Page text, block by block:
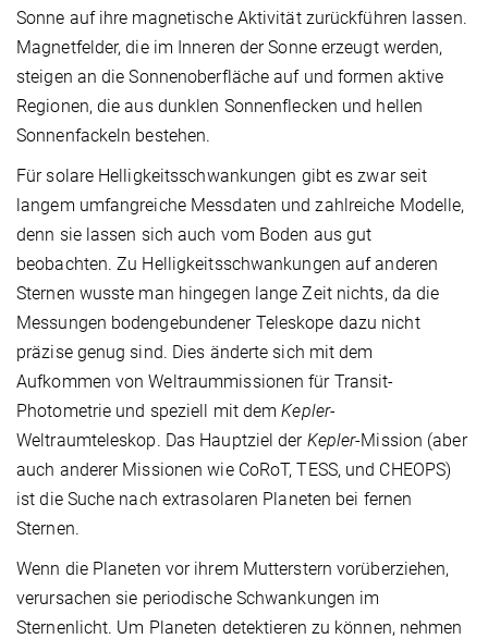
Sonne auf ihre magnetische Aktivität zurückführen lassen.
Magnetfelder, die im Inneren der Sonne erzeugt werden,
steigen an die Sonnenoberfläche auf und formen aktive
Regionen, die aus dunklen Sonnenflecken und hellen
Sonnenfackeln bestehen.
Für solare Helligkeitsschwankungen gibt es zwar seit
langem umfangreiche Messdaten und zahlreiche Modelle,
denn sie lassen sich auch vom Boden aus gut
beobachten. Zu Helligkeitsschwankungen auf anderen
Sternen wusste man hingegen lange Zeit nichts, da die
Messungen bodengebundener Teleskope dazu nicht
präzise genug sind. Dies änderte sich mit dem
Aufkommen von Weltraummissionen für Transit-
Photometrie und speziell mit demKepler-
Weltraumteleskop. Das Hauptziel der Kepler-Mission (aber
auch anderer Missionen wie CoRoT, TESS, und CHEOPS)
ist die Suche nach extrasolaren Planeten bei fernen
Sternen.
Wenn die Planeten vor ihrem Mutterstern vorüberziehen,
verursachen sie periodische Schwankungen im
Sternenlicht. Um Planeten detektieren zu können, nehmen